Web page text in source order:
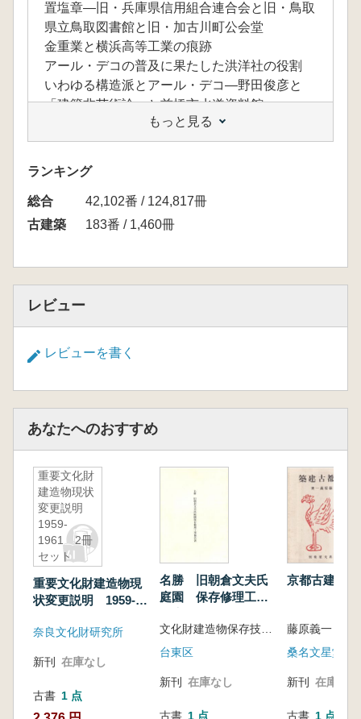
置塩章—旧・兵庫県信用組合連合会と旧・鳥取
県立鳥取図書館と旧・加古川町公会堂
金重業と横浜高等工業の痕跡
アール・デコの普及に果たした洪洋社の役割
いわゆる構造派とアール・デコ—野田俊彦と
「建築非芸術論」と前橋市水道資料館
土木技術者とアール・デコ—阿部美樹志と金森
誠之
水道施設とアール・デコ
橋の親柱とアール・デコ
もっと見る
ランキング
総合
42,102番 / 124,817冊
古建築
183番 / 1,460冊
レビュー
レビューを書く
あなたへのおすすめ
重要文化財
建造物現状
変更説明
1959-
1961 2冊
セット
重要文化財建造物現
状変更説明 1959-
奈良文化財研究所
新刊 在庫なし
古書 1 点
名勝 旧朝倉文夫氏
庭園 保存修理工事
文化財建造物保存技術協会 編著
台東区
新刊 在庫なし
古書 1 点
京都古建築
藤原義一 著
桑名文星堂
新刊 在庫なし
古書 1 点